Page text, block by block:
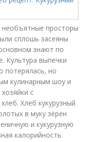
необъятные просторы
сплошь засеяны
знают по
Культура выпечки
потерялась, но
кулинарным шоу и
с
Хлеб кукурузный
в муку зёрен
и кукурузную
калорийность